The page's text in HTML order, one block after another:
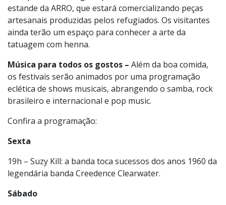
Uma parte desse legado poderá ser encontrada no
estande da ARRO, que estará comercializando peças
artesanais produzidas pelos refugiados. Os visitantes
ainda terão um espaço para conhecer a arte da
tatuagem com henna.
Música para todos os gostos –Além da boa comida,
os festivais serão animados por uma programação
eclética de shows musicais, abrangendo o samba, rock
brasileiro e internacional e pop music.
Confira a programação:
Sexta
19h – Suzy Kill: a banda toca sucessos dos anos 1960 da
legendária banda Creedence Clearwater.